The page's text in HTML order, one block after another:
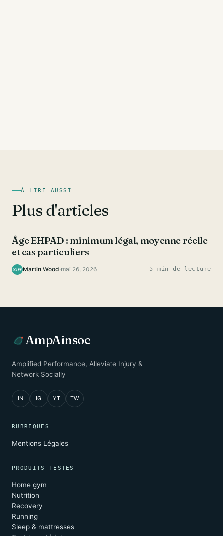
À LIRE AUSSI
Plus d'articles
Âge EHPAD : minimum légal, moyenne réelle
et cas particuliers
MWMartin Wood·mai 26, 2026 5 min de lecture
AmpAinsoc
Amplified Performance, Alleviate Injury &
Network Socially
IN IG YT TW
RUBRIQUES
Mentions Légales
PRODUITS TESTÉS
Home gym
Nutrition
Recovery
Running
Sleep & mattresses